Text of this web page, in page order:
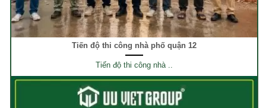
Tiến độ thi công nhà phố quận 12
Tiến độ thi công nhà ..